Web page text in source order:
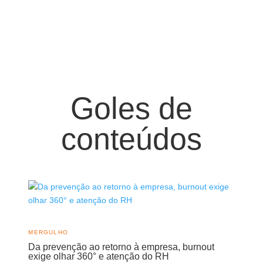
Goles de
conteúdos
Da prevenção ao retorno à empresa, burnout
exige olhar 360° e atenção do RH
MERGULHO